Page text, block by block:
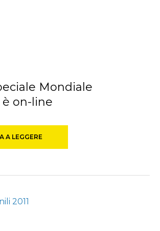
Mondiale
è on-line
A LEGGERE